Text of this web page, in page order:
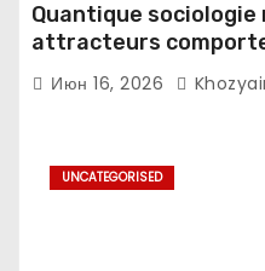
Quantique sociologie
attracteurs
du sommeil en
decisionnelle
Июн 16, 2026
UNCATEGORISED